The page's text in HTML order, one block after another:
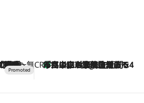
が待つ場所へ
温泉 トンボの湯」で体験 CREA'S CHOICE
4 Hours Ago
「立川にも歌舞伎があるんだよ」 片岡仁左衛門・市川中車ら豪華座組みで4年目の立川立飛歌舞伎へ